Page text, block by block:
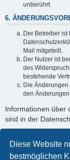
Diese Website
bestmöglichen
unberührt.
6.
Der Betreiber
Mail mitgeteilt.
Der Nutzer ist
des
bestehende
Die
den
Informationen über
sind in der